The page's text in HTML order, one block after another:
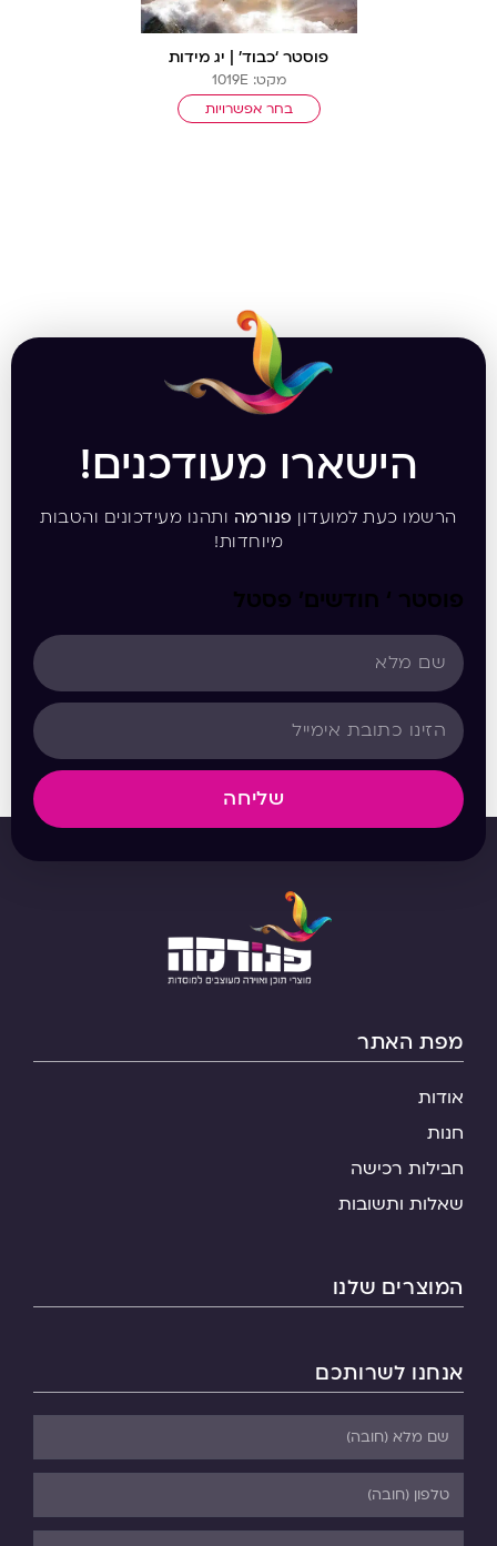
פוסטר ‘כבוד’ | יג מידות
מקט: 1019E
בחר אפשרויות
הישארו מעודכנים!
הרשמו כעת למועדון פנורמה ותהנו מעידכונים והטבות
מיוחדות!
פוסטר ‘ חודשים’ פסטל
שליחה
מפת האתר
אודות
חנות
חבילות רכישה
שאלות ותשובות
המוצרים שלנו
אנחנו לשרותכם